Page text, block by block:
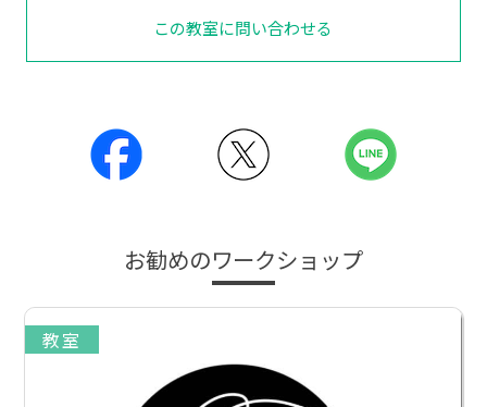
この教室に問い合わせる
お勧めのワークショップ
教室